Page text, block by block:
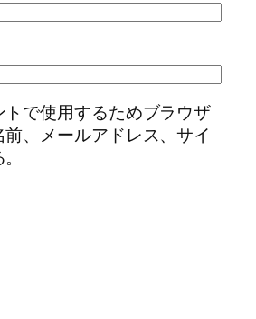
で使用するためブラウザ
、メールアドレス、サイ